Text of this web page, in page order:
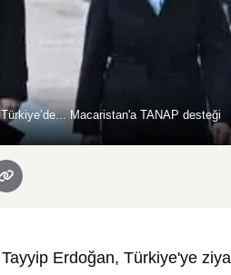
Macaristan'a TANAP desteği
Erdoğan, Türkiye'ye